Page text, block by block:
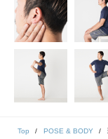
Top POSE & BODY